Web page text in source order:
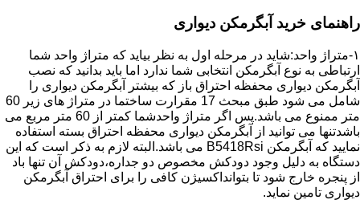
راهنمای خرید آبگرمکن دیواری
۱-متراژ واحد:شاید در مرحله اول به نظر بیاید که متراژ واحد شما
ارتباطی به نوع آبگرمکن انتخابی شما ندارد اما باید بدانید که نصب
آبگرمکن دیواری محفظه احتراق باز که بیشتر آبگرمکن دیواری را
شامل می شود طبق مبحث 17 مقرارت ساختما در متراژ های زیر 60
متر ممنوع می باشد.پس اگر متراژ واحدشما کمتر از 60 متر مربع می
باشدتنها می توانید از آبگرمکن دیواری محفظه احتراق بسته استفاده
نمایید که آبگرمکن B5418Rsi می باشد.البته لازم به ذکر است که این
دستگاه به دلیل وجود دودکش مخصوص دو جداره،دودکش آن تنها باد
از پنجره خارج شود تا بتوانداکسیژن کافی را برای احتراق آبگرمکن
دیواری تامین نماید.